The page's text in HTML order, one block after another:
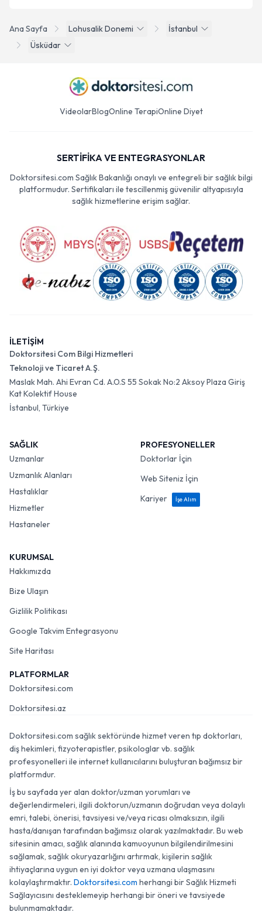
Ana Sayfa Lohusalik Donemi
İstanbul
Üsküdar
VideolarBlogOnline TerapiOnline Diyet
SERTİFİKA VE ENTEGRASYONLAR
Doktorsitesi.com Sağlık Bakanlığı onaylı ve entegreli bir sağlık bilgi
platformudur. Sertifikaları ile tescillenmiş güvenilir altyapısıyla
sağlık hizmetlerine erişim sağlar.
İLETİŞİM
Doktorsitesi Com Bilgi Hizmetleri
Teknoloji ve Ticaret A.Ş.
Maslak Mah. Ahi Evran Cd. A.O.S 55 Sokak No:2 Aksoy Plaza Giriş
Kat Kolektif House
İstanbul, Türkiye
SAĞLIK
Uzmanlar
Uzmanlık Alanları
Hastalıklar
Hizmetler
Hastaneler
PROFESYONELLER
Doktorlar İçin
Web Siteniz İçin
Kariyer
İşe Alım
KURUMSAL
Hakkımızda
Bize Ulaşın
Gizlilik Politikası
Google Takvim Entegrasyonu
Site Haritası
PLATFORMLAR
Doktorsitesi.com
Doktorsitesi.az
Doktorsitesi.com sağlık sektöründe hizmet veren tıp doktorları,
diş hekimleri, fizyoterapistler, psikologlar vb. sağlık
profesyonelleri ile internet kullanıcılarını buluşturan bağımsız bir
platformdur.
İş bu sayfada yer alan doktor/uzman yorumları ve
değerlendirmeleri, ilgili doktorun/uzmanın doğrudan veya dolaylı
emri, talebi, önerisi, tavsiyesi ve/veya ricası olmaksızın, ilgili
hasta/danışan tarafından bağımsız olarak yazılmaktadır. Bu web
sitesinin amacı, sağlık alanında kamuoyunun bilgilendirilmesini
sağlamak, sağlık okuryazarlığını artırmak, kişilerin sağlık
ihtiyaçlarına uygun en iyi doktor veya uzmana ulaşmasını
kolaylaştırmaktır. Doktorsitesi.com herhangi bir Sağlık Hizmeti
Sağlayıcısını desteklemeyip herhangi bir öneri ve tavsiyede
bulunmamaktadır.